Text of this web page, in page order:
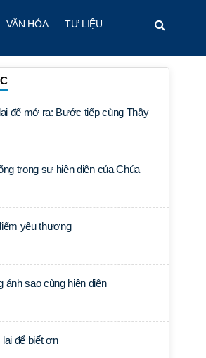
VĂN HÓA TƯ LIỆU
để mở ra: Bước tiếp cùng Thầy
trong sự hiện diện của Chúa
yêu thương
ánh sao cùng hiện diện
để biết ơn